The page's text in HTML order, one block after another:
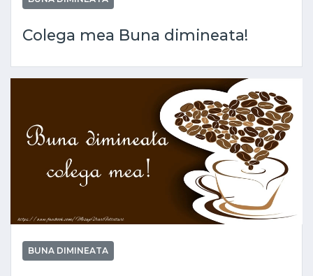
Colega mea Buna dimineata!
BUNA DIMINEATA